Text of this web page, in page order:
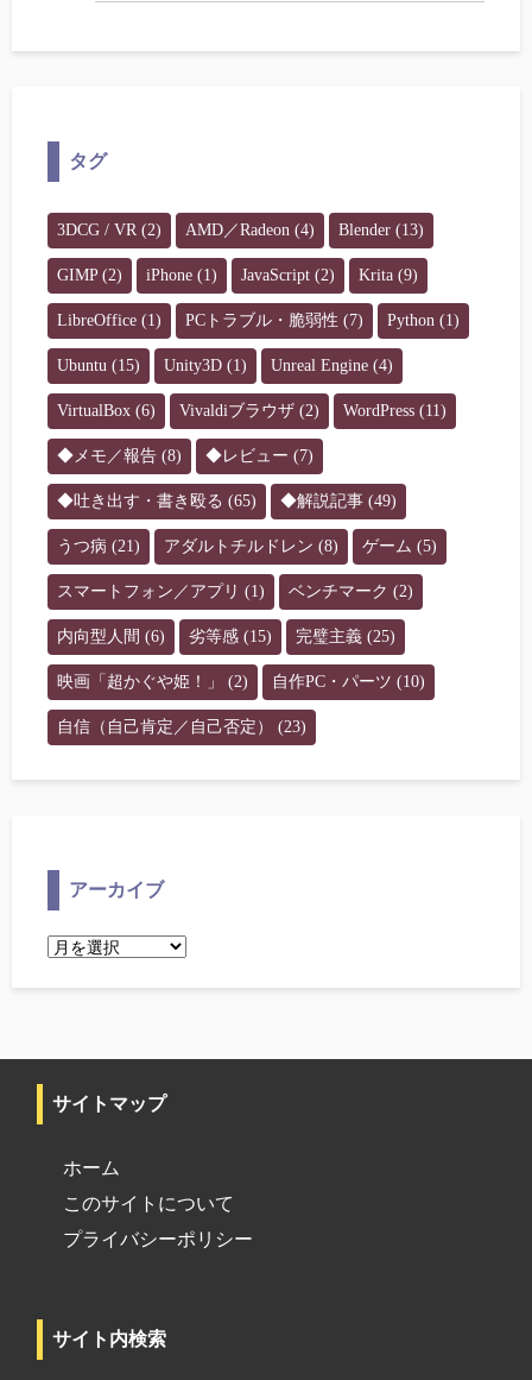
タグ
3DCG / VR (2) AMD／Radeon (4) Blender (13)
GIMP(2) iPhone (1) JavaScript (2) Krita (9)
LibreOffice (1) PCトラブル・脆弱性 (7) Python (1)
Ubuntu (15) Unity3D (1) Unreal Engine (4)
VirtualBox (6) Vivaldiブラウザ (2) WordPress (11)
◆メモ／報告 (8) ◆レビュー (7)
◆吐き出す・書き殴る (65) ◆解説記事 (49)
うつ病 (21) アダルトチルドレン (8) ゲーム (5)
スマートフォン／アプリ (1) ベンチマーク (2)
内向型人間 (6) 劣等感 (15) 完璧主義 (25)
映画「超かぐや姫！」 (2) 自作PC・パーツ (10)
自信（自己肯定／自己否定） (23)
アーカイブ
ア
カ
サイトマップ
ホーム
このサイトについて
プライバシーポリシー
サイト内検索